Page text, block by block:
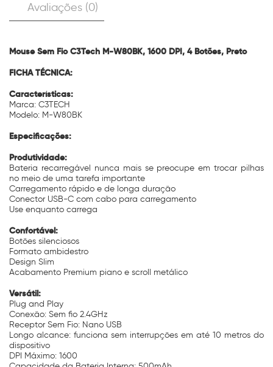
Avaliações (0)
Mouse Sem Fio C3Tech M-W80BK, 1600 DPI, 4 Botões, Preto
FICHA TÉCNICA:
Características:
Marca: C3TECH
Modelo: M-W80BK
Especificações:
Produtividade:
Bateria recarregável nunca mais se preocupe em trocar pilhas
no meio de uma tarefa importante
Carregamento rápido e de longa duração
Conector USB-C com cabo para carregamento
Use enquanto carrega
Confortável:
Botões silenciosos
Formato ambidestro
Design Slim
Acabamento Premium piano e scroll metálico
Versátil:
Plug and Play
Conexão: Sem fio 2.4GHz
Receptor Sem Fio: Nano USB
Longo alcance: funciona sem interrupções em até 10 metros do
dispositivo
DPI Máximo: 1600